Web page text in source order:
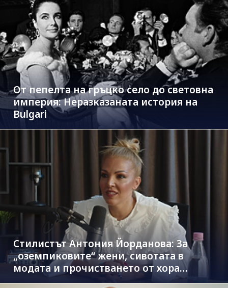
От пепелта на гръцко село до световна
империя: Неразказаната история на
Bulgari
Стилистът Антония Йорданова: За
„оземпиковите“ жени, сивотата в
модата и прочистването от хора
паразити